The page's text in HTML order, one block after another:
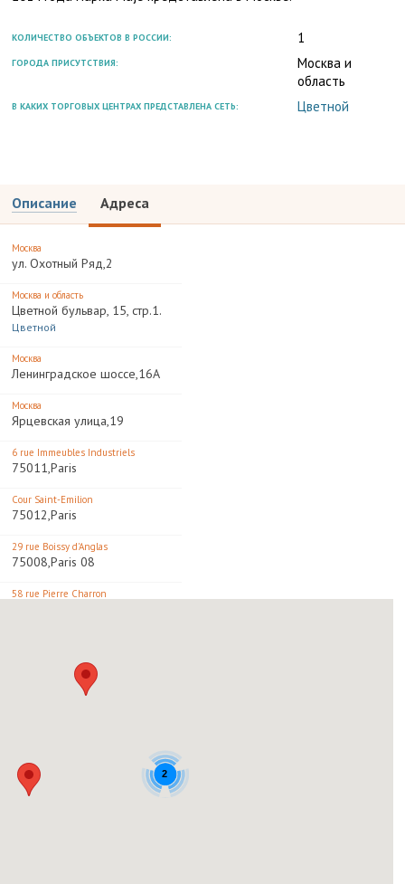
КОЛИЧЕСТВО ОБЪЕКТОВ В РОССИИ: 1
ГОРОДА ПРИСУТСТВИЯ:
Москва и
область
В КАКИХ ТОРГОВЫХ ЦЕНТРАХ ПРЕДСТАВЛЕНА СЕТЬ: Цветной
Описание Адреса
Москва
ул. Охотный Ряд,2
Москва и область
Цветной бульвар, 15, стр.1.
Цветной
Москва
Ленинградское шоссе,16А
Москва
Ярцевская улица,19
6 rue Immeubles Industriels
75011,Paris
Cour Saint-Emilion
75012,Paris
29 rue Boissy d'Anglas
75008,Paris 08
58 rue Pierre Charron
27 Rue Sablonville
86-88 bd Jean Jaures
92100,Boulogne-Billancourt
2